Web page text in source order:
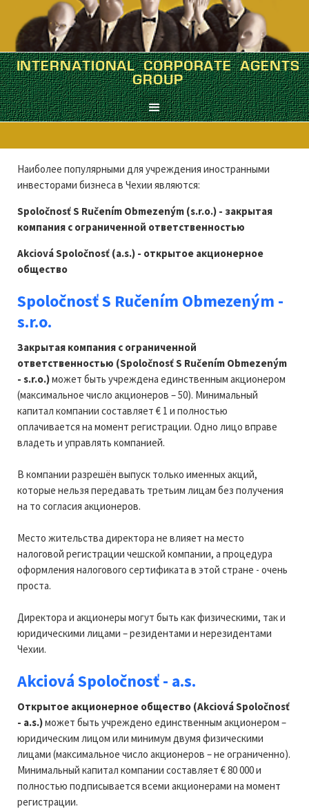
INTERNATIONAL CORPORATE AGENTS
GROUP
ЧЕХИЯ
Краткий корпоративный экскурс
Наиболее популярными для учреждения иностранными
инвесторами бизнеса в Чехии являются:
Spoločnosť S Ručením Obmezeným (s.r.o.) - закрытая
компания с ограниченной ответственностью
Akciová Spoločnosť (a.s.) - открытое акционерное
общество
Spoločnosť S Ručením Obmezeným -
s.r.o.
Закрытая компания с ограниченной
ответственностью (Spoločnosť S Ručením Obmezeným
- s.r.o.)может быть учреждена единственным акционером
(максимальное число акционеров – 50). Минимальный
капитал компании составляет € 1 и полностью
оплачивается на момент регистрации. Одно лицо вправе
владеть и управлять компанией.
В компании разрешён выпуск только именных акций,
которые нельзя передавать третьим лицам без получения
на то согласия акционеров.
Место жительства директора не влияет на место
налоговой регистрации чешской компании, а процедура
оформления налогового сертификата в этой стране - очень
проста.
Директора и акционеры могут быть как физическими, так и
юридическими лицами – резидентами и нерезидентами
Чехии.
Akciová Spoločnosť - a.s.
Открытое акционерное общество (Akciová Spoločnosť
- a.s.)может быть учреждено единственным акционером –
юридическим лицом или минимум двумя физическими
лицами (максимальное число акционеров – не ограниченно).
Минимальный капитал компании составляет € 80 000 и
полностью подписывается всеми акционерами на момент
регистрации.